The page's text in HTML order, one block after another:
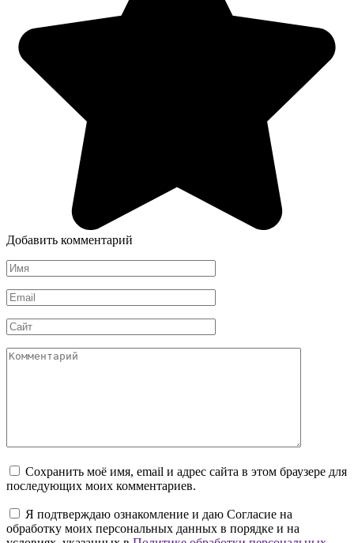
Добавить комментарий
Имя
*
Email
*
Сайт
Комментарий
Сохранить моё имя, email и адрес сайта в этом браузере для
последующих моих комментариев.
Я подтверждаю ознакомление и даю Согласие на
обработку моих персональных данных в порядке и на